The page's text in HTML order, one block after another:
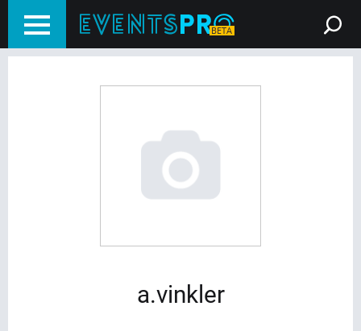
a.vinkler